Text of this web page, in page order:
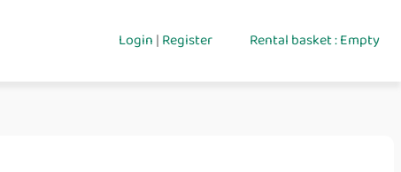
Login|Register Rental basket : Empty